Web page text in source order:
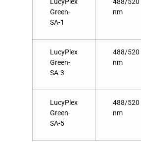
LucyPlex
Green-
SA-1
488/520
nm
LucyPlex
Green-
SA-3
488/520
nm
LucyPlex
Green-
SA-5
488/520
nm